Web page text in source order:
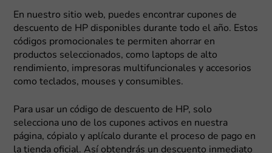
En nuestro sitio web, puedes encontrar cupones de
descuento de HP disponibles durante todo el año. Estos
códigos promocionales te permiten ahorrar en
productos seleccionados, como laptops de alto
rendimiento, impresoras multifuncionales y accesorios
como teclados, mouses y consumibles.
Para usar un código de descuento de HP, solo
selecciona uno de los cupones activos en nuestra
página, cópialo y aplícalo durante el proceso de pago en
la tienda oficial. Así obtendrás un descuento inmediato